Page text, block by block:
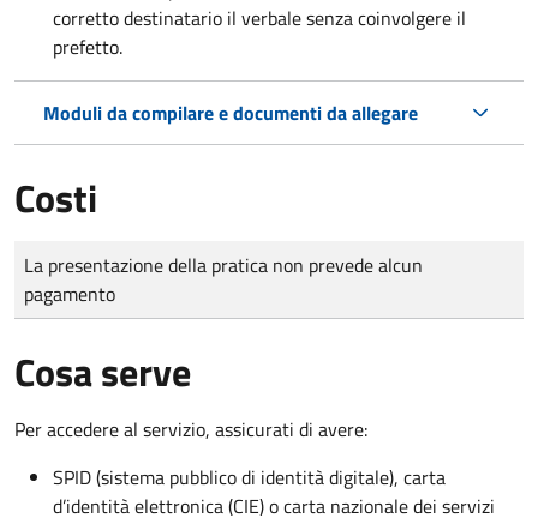
corretto destinatario il verbale senza coinvolgere il
prefetto.
Moduli da compilare e documenti da allegare
Costi
Tipo di pagamento
Importo
La presentazione della pratica non prevede alcun
pagamento
Cosa serve
Per accedere al servizio, assicurati di avere:
SPID (sistema pubblico di identità digitale), carta
d’identità elettronica (CIE) o carta nazionale dei servizi